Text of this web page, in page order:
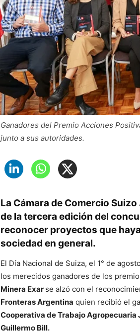
Ganadores del Premio Acciones
junto a sus autoridades.
La Cámara de Comercio
de la tercera edición del
reconocer proyectos que
sociedad en general.
El Día Nacional de Suiza, el 1° de
los merecidos ganadores de los
Minera Exar se alzó con el
Fronteras Argentina quien recibió el
Cooperativa de Trabajo Agropecuaria
Guillermo Bill.